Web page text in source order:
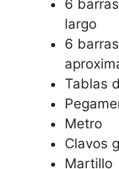
6
largo
6
Tablas
Metro
Clavos
Martillo